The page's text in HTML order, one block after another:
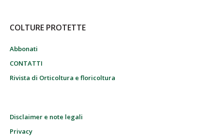
COLTURE PROTETTE
Abbonati
CONTATTI
Rivista di Orticoltura e floricoltura
Disclaimer e note legali
Privacy